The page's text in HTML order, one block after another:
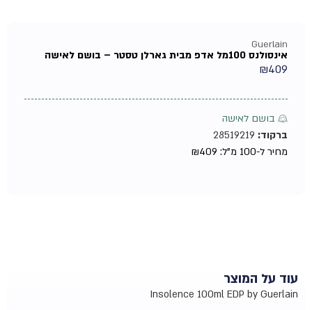
Guerlain
אינסולנס 100מל אדפ מבית גארלן טסטר – בושם לאישה
₪409
♀ בושם לאישה
ברקוד:28519219
מחיר ל-100 מ"ל:
₪409
עוד על המוצר
Insolence 100ml EDP by Guerlain